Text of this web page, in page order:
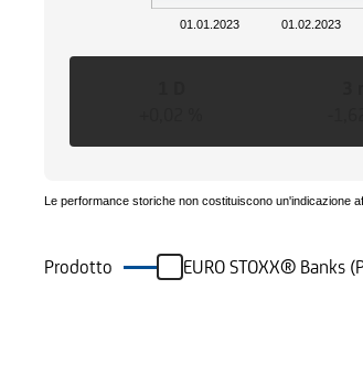
01.02.2023
01.01.2023
Le performance storiche non costituiscono un'indicazione
Prodotto EURO STOXX® Banks